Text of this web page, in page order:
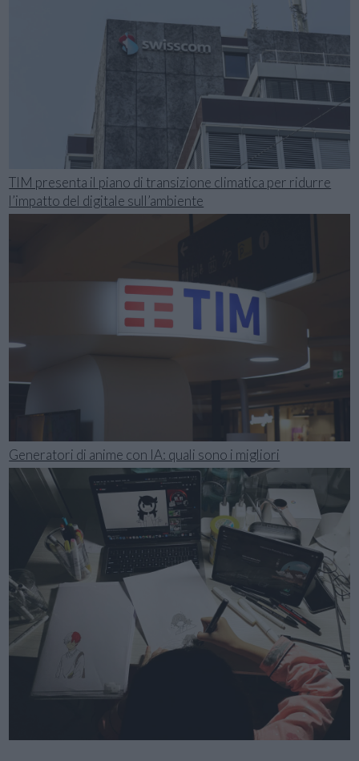
TIM presenta il piano di transizione climatica per ridurre
l’impatto del digitale sull’ambiente
Generatori di anime con IA: quali sono i migliori